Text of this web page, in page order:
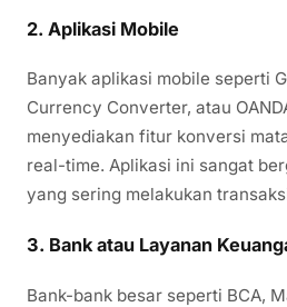
2. Aplikasi Mobile
Banyak aplikasi mobile seperti
Currency Converter, atau
menyediakan fitur konversi
real-time. Aplikasi ini sangat
yang sering melakukan
3. Bank atau Layanan
Bank-bank besar seperti BCA,